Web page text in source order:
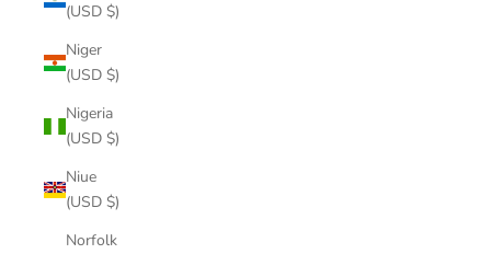
(USD $)
Niger
(USD $)
Nigeria
(USD $)
Niue
(USD $)
Norfolk